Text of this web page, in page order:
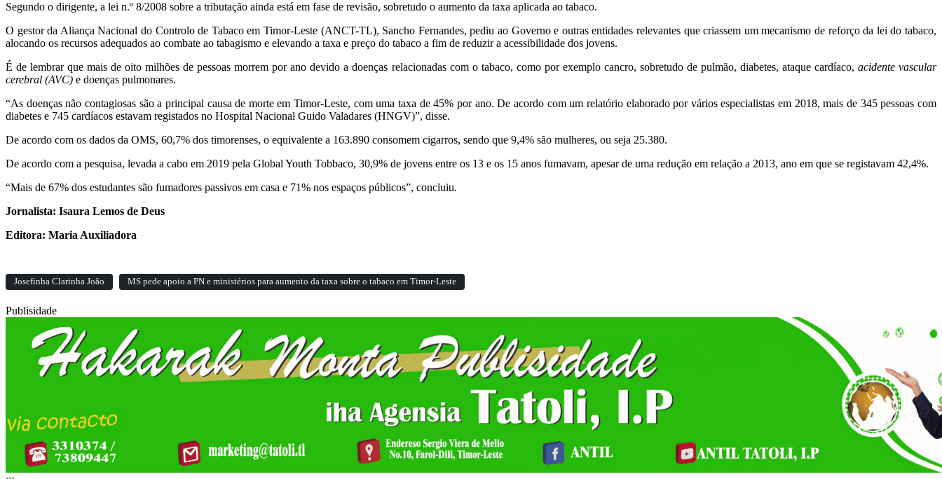
Segundo o dirigente, a lei n.º 8/2008 sobre a tributação ainda está em fase de revisão, sobretudo o aumento da taxa aplicada ao tabaco.
O gestor da Aliança Nacional do Controlo de Tabaco em Timor-Leste (ANCT-TL), Sancho Fernandes, pediu ao Governo e outras entidades relevantes que criassem um mecanismo de reforço da lei do tabaco,
alocando os recursos adequados ao combate ao tabagismo e elevando a taxa e preço do tabaco a fim de reduzir a acessibilidade dos jovens.
É de lembrar que mais de oito milhões de pessoas morrem por ano devido a doenças relacionadas com o tabaco, como por exemplo cancro, sobretudo de pulmão, diabetes, ataque cardíaco, acidente vascular
cerebral (AVC) e doenças pulmonares.
“As doenças não contagiosas são a principal causa de morte em Timor-Leste, com uma taxa de 45% por ano. De acordo com um relatório elaborado por vários especialistas em 2018, mais de 345 pessoas com
diabetes e 745 cardíacos estavam registados no Hospital Nacional Guido Valadares (HNGV)”, disse.
De acordo com os dados da OMS, 60,7% dos timorenses, o equivalente a 163.890 consomem cigarros, sendo que 9,4% são mulheres, ou seja 25.380.
De acordo com a pesquisa, levada a cabo em 2019 pela Global Youth Tobbaco, 30,9% de jovens entre os 13 e os 15 anos fumavam, apesar de uma redução em relação a 2013, ano em que se registavam 42,4%.
“Mais de 67% dos estudantes são fumadores passivos em casa e 71% nos espaços públicos”, concluiu.
Jornalista: Isaura Lemos de Deus
Editora: Maria Auxiliadora
Josefinha Clarinha João MS pede apoio a PN e ministérios para aumento da taxa sobre o tabaco em Timor-Leste
Publisidade